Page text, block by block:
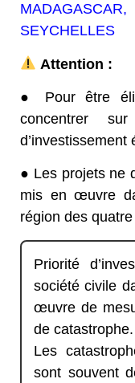
SEYCHELLES
Attention :
● Pour être
concentrer
d’investissement
● Les projets ne
mis en œuvre
région des
Priorité
société civile
œuvre de
de catastrophe.
Les
sont souvent